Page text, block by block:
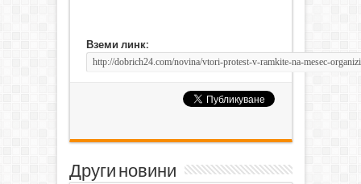
Вземи линк:
Други новини